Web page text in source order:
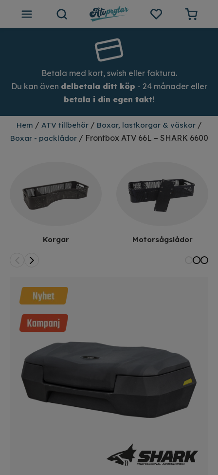
Tips och inspiration
Betala med kort, swish eller faktura.
Du kan även delbetala ditt köp - 24 månader eller
betala i din egen takt!
Hem / ATV tillbehör/ Boxar, lastkorgar & väskor/
Boxar - packlådor/ Frontbox ATV 66L – SHARK 6600
Korgar Motorsågslådor